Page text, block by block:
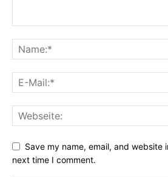
Save my name, email, and website
next time I comment.